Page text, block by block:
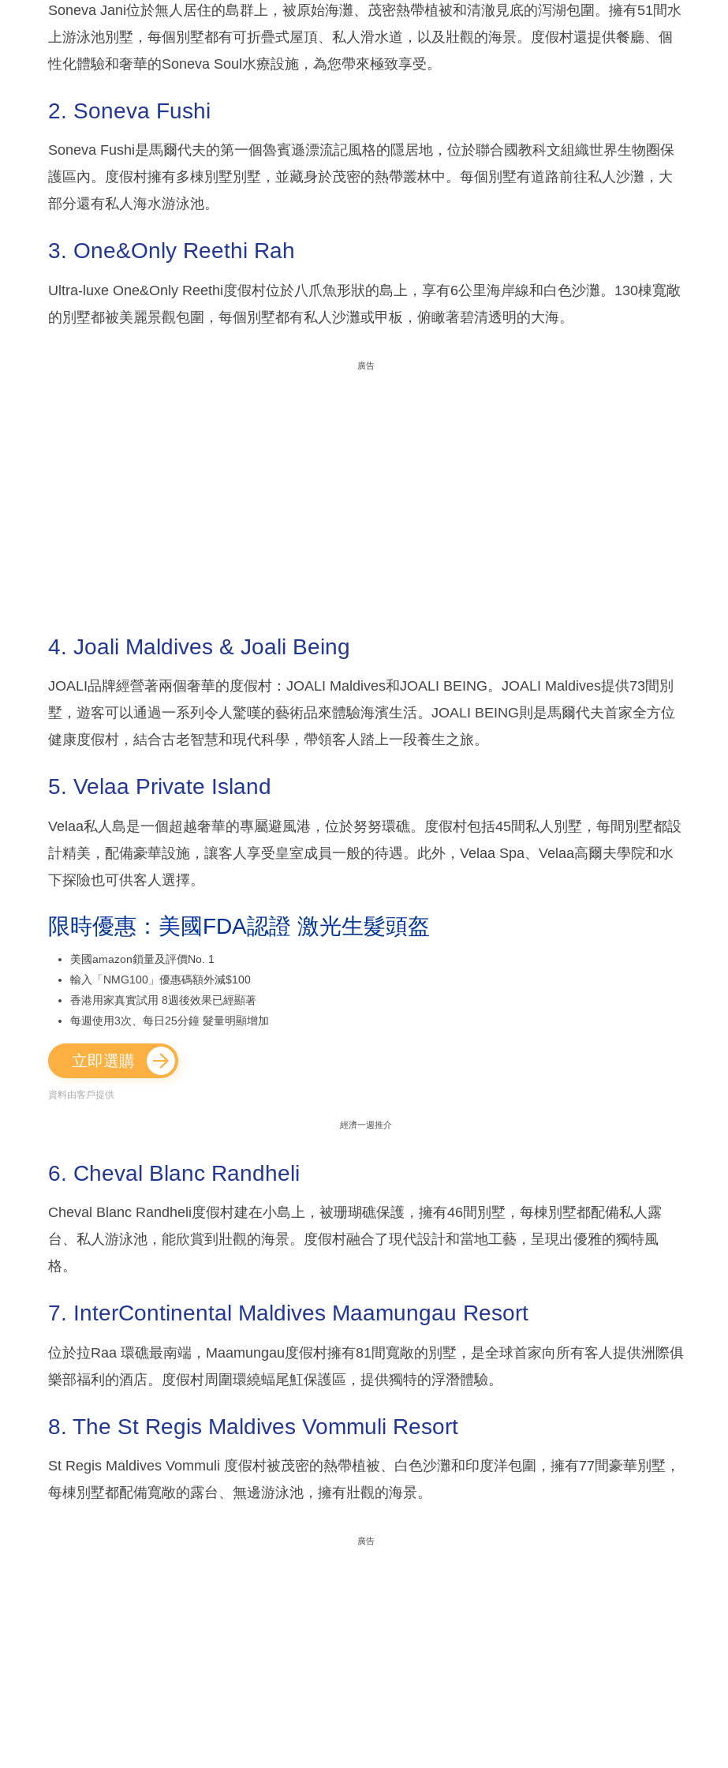
Soneva Jani位於無人居住的島群上，被原始海灘、茂密熱帶植被和清澈見底的泻湖包圍。擁有51間水
上游泳池別墅，每個別墅都有可折疊式屋頂、私人滑水道，以及壯觀的海景。度假村還提供餐廳、個
性化體驗和奢華的Soneva Soul水療設施，為您帶來極致享受。
2. Soneva Fushi
Soneva Fushi是馬爾代夫的第一個魯賓遜漂流記風格的隱居地，位於聯合國教科文組織世界生物圈保
護區內。度假村擁有多棟別墅別墅，並藏身於茂密的熱帶叢林中。每個別墅有道路前往私人沙灘，大
部分還有私人海水游泳池。
3. One&Only Reethi Rah
Ultra-luxe One&Only Reethi度假村位於八爪魚形狀的島上，享有6公里海岸線和白色沙灘。130棟寬敞
的別墅都被美麗景觀包圍，每個別墅都有私人沙灘或甲板，俯瞰著碧清透明的大海。
廣告
4. Joali Maldives & Joali Being
JOALI品牌經營著兩個奢華的度假村：JOALI Maldives和JOALI BEING。JOALI Maldives提供73間別
墅，遊客可以通過一系列令人驚嘆的藝術品來體驗海濱生活。JOALI BEING則是馬爾代夫首家全方位
健康度假村，結合古老智慧和現代科學，帶領客人踏上一段養生之旅。
5. Velaa Private Island
Velaa私人島是一個超越奢華的專屬避風港，位於努努環礁。度假村包括45間私人別墅，每間別墅都設
計精美，配備豪華設施，讓客人享受皇室成員一般的待遇。此外，Velaa Spa、Velaa高爾夫學院和水
下探險也可供客人選擇。
限時優惠：美國FDA認證 激光生髮頭盔
美國amazon鎖量及評價No. 1
輸入「NMG100」優惠碼額外減$100
香港用家真實試用 8週後效果已經顯著
每週使用3次、每日25分鐘 髮量明顯增加
立即選購
資料由客戶提供
經濟一週推介
6. Cheval Blanc Randheli
Cheval Blanc Randheli度假村建在小島上，被珊瑚礁保護，擁有46間別墅，每棟別墅都配備私人露
台、私人游泳池，能欣賞到壯觀的海景。度假村融合了現代設計和當地工藝，呈現出優雅的獨特風
格。
7. InterContinental Maldives Maamungau Resort
位於拉Raa 環礁最南端，Maamungau度假村擁有81間寬敞的別墅，是全球首家向所有客人提供洲際俱
樂部福利的酒店。度假村周圍環繞蝠尾魟保護區，提供獨特的浮潛體驗。
8. The St Regis Maldives Vommuli Resort
St Regis Maldives Vommuli 度假村被茂密的熱帶植被、白色沙灘和印度洋包圍，擁有77間豪華別墅，
每棟別墅都配備寬敞的露台、無邊游泳池，擁有壯觀的海景。
廣告